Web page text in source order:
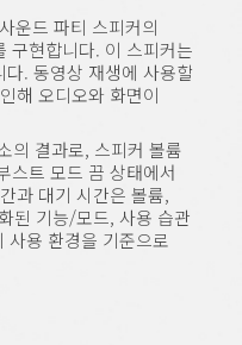
운드 파티 스피커의
구현합니다. 이 스피커는
. 동영상 재생에 사용할
해 오디오와 화면이
의 결과로, 스피커 볼륨
스트 모드 끔 상태에서
과 대기 시간은 볼륨,
된 기능/모드, 사용 습관
사용 환경을 기준으로